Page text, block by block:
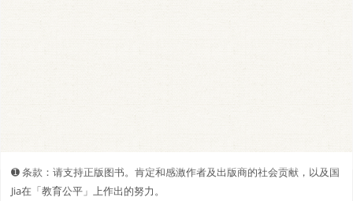
➊️ 条款：请支持正版图书。肯定和感激作者及出版商的社会贡献，以及国
Jia在「教育公平」上作出的努力。